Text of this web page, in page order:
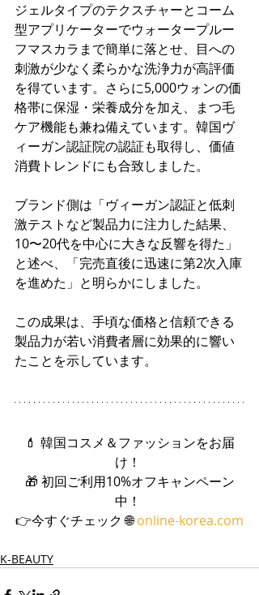
ジェルタイプのテクスチャーとコーム
型アプリケーターでウォータープルー
フマスカラまで簡単に落とせ、目への
刺激が少なく柔らかな洗浄力が高評価
を得ています。さらに5,000ウォンの価
格帯に保湿・栄養成分を加え、まつ毛
ケア機能も兼ね備えています。韓国ヴ
ィーガン認証院の認証も取得し、価値
消費トレンドにも合致しました。
ブランド側は「ヴィーガン認証と低刺
激テストなど製品力に注力した結果、
10〜20代を中心に大きな反響を得た」
と述べ、「完売直後に迅速に第2次入庫
を進めた」と明らかにしました。
この成果は、手頃な価格と信頼できる
製品力が若い消費者層に効果的に響い
たことを示しています。
💄 韓国コスメ＆ファッションをお届
け！
🎁 初回ご利用10%オフキャンペーン
中！
👉今すぐチェック 🌐 online-korea.com
K-BEAUTY